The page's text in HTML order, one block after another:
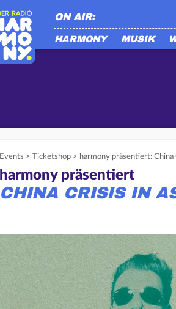
ON AIR:
HARMONY MUSIK
Events > Ticketshop > harmony präsentiert:
harmony präsentiert
CHINA CRISIS IN